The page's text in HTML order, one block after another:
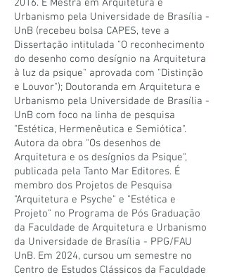
2016. É Mestra em Arquitetura e
Urbanismo pela Universidade de Brasília -
UnB (recebeu bolsa CAPES, teve a
Dissertação intitulada "O reconhecimento
do desenho como desígnio na Arquitetura
à luz da psique" aprovada com "Distinção
e Louvor"); Doutoranda em Arquitetura e
Urbanismo pela Universidade de Brasília -
UnB com foco na linha de pesquisa
"Estética, Hermenêutica e Semiótica".
Autora da obra "Os desenhos de
Arquitetura e os desígnios da Psique",
publicada pela Tanto Mar Editores. É
membro dos Projetos de Pesquisa
"Arquitetura e Psyche" e "Estética e
Projeto" no Programa de Pós Graduação
da Faculdade de Arquitetura e Urbanismo
da Universidade de Brasília - PPG/FAU
UnB. Em 2024, cursou um semestre no
Centro de Estudos Clássicos da Faculdade